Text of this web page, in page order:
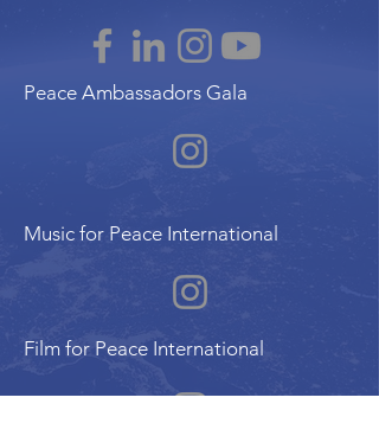
Peace Ambassadors Gala
Music for Peace International
Film for Peace International